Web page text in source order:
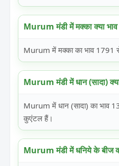
Murum मंडी में मक्का क्या
Murum में मक्का का भाव
Murum मंडी में धान (सादा)
Murum में धान (सादा) का भाव
कुएंटल हैं।
Murum मंडी में धनिये के बीज